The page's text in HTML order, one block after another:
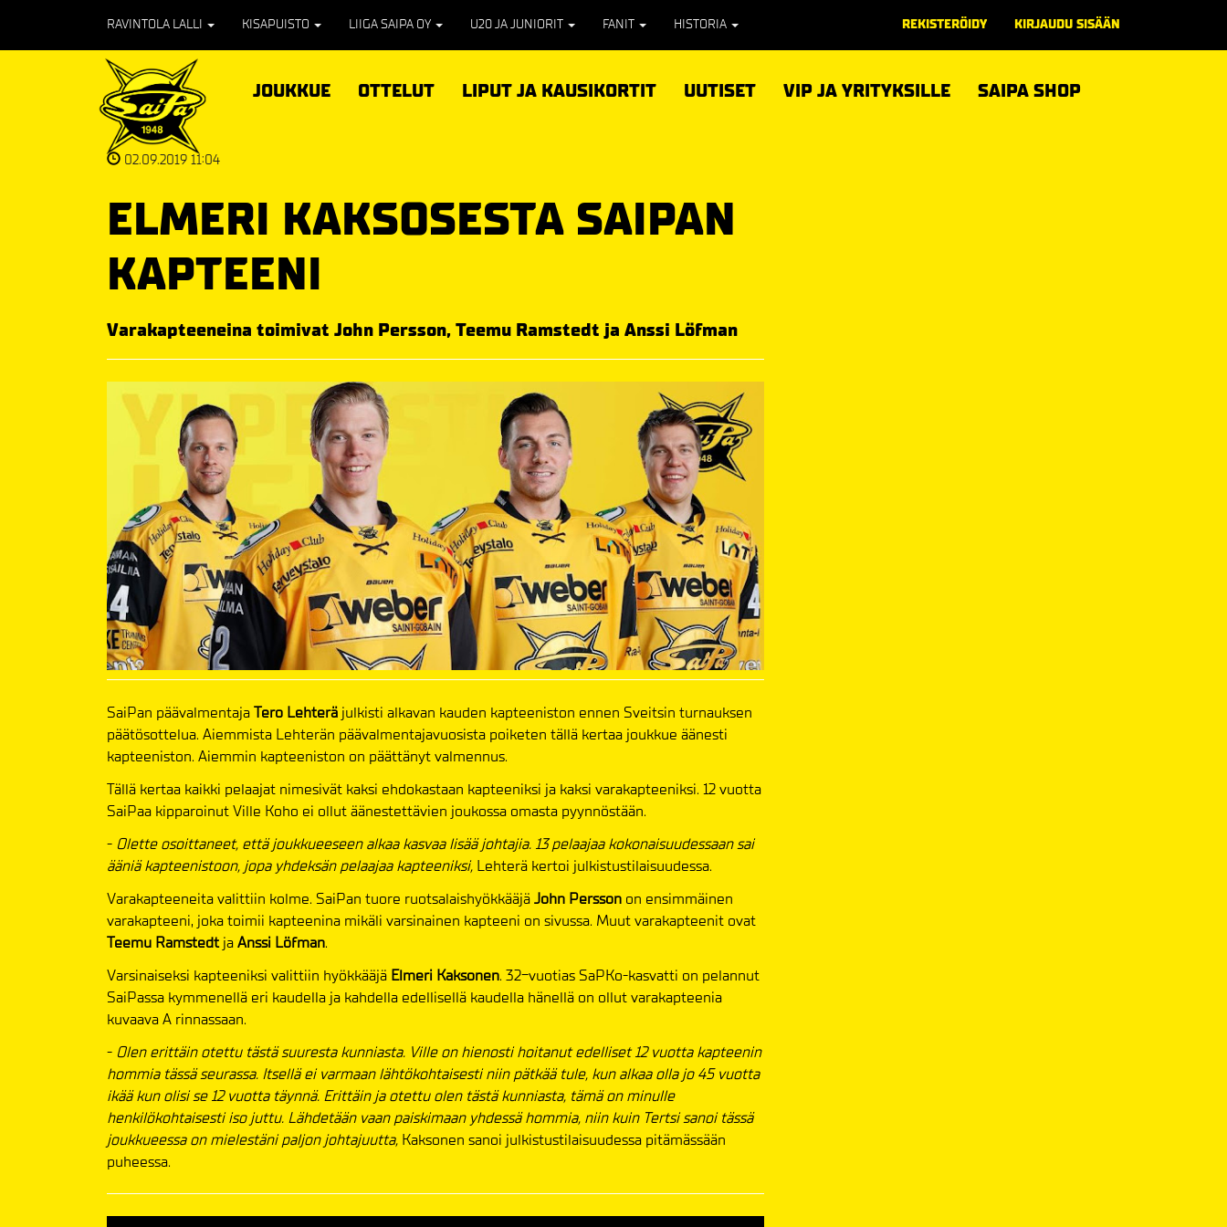
RAVINTOLA LALLI KISAPUISTO LIIGA SAIPA OY U20 JA JUNIORIT FANIT HISTORIA REKISTERÖIDY KIRJAUDU SISÄÄN
JOUKKUE OTTELUT LIPUT JA KAUSIKORTIT UUTISET VIP JA YRITYKSILLE SAIPA SHOP
02.09.2019 11:04
ELMERI KAKSOSESTA SAIPAN
KAPTEENI
Varakapteeneina toimivat John Persson, Teemu Ramstedt ja Anssi Löfman
SaiPan päävalmentajaTero Lehterä julkisti alkavan kauden kapteeniston ennen Sveitsin turnauksen
päätösottelua. Aiemmista Lehterän päävalmentajavuosista poiketen tällä kertaa joukkue äänesti
kapteeniston. Aiemmin kapteeniston on päättänyt valmennus.
Tällä kertaa kaikki pelaajat nimesivät kaksi ehdokastaan kapteeniksi ja kaksi varakapteeniksi. 12 vuotta
SaiPaa kipparoinut Ville Koho ei ollut äänestettävien joukossa omasta pyynnöstään.
- Olette osoittaneet, että joukkueeseen alkaa kasvaa lisää johtajia. 13 pelaajaa kokonaisuudessaan sai
ääniä kapteenistoon, jopa yhdeksän pelaajaa kapteeniksi, Lehterä kertoi julkistustilaisuudessa.
Varakapteeneita valittiin kolme. SaiPan tuore ruotsalaishyökkääjäJohn Persson on ensimmäinen
varakapteeni, joka toimii kapteenina mikäli varsinainen kapteeni on sivussa. Muut varakapteenit ovat
Teemu RamstedtjaAnssi Löfman.
Varsinaiseksi kapteeniksi valittiin hyökkääjä Elmeri Kaksonen. 32-vuotias SaPKo-kasvatti on pelannut
SaiPassa kymmenellä eri kaudella ja kahdella edellisellä kaudella hänellä on ollut varakapteenia
kuvaava A rinnassaan.
- Olen erittäin otettu tästä suuresta kunniasta. Ville on hienosti hoitanut edelliset 12 vuotta kapteenin
hommia tässä seurassa. Itsellä ei varmaan lähtökohtaisesti niin pätkää tule, kun alkaa olla jo 45 vuotta
ikää kun olisi se 12 vuotta täynnä. Erittäin ja otettu olen tästä kunniasta, tämä on minulle
henkilökohtaisesti iso juttu. Lähdetään vaan paiskimaan yhdessä hommia, niin kuin Tertsi sanoi tässä
joukkueessa on mielestäni paljon johtajuutta, Kaksonen sanoi julkistustilaisuudessa pitämässään
puheessa.